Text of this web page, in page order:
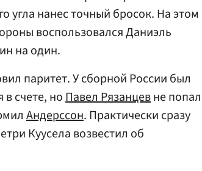
угла нанес точный бросок. На этом
воспользовался Даниэль
на один.
паритет. У сборной России был
счете, ноПавел Рязанцевне попал
Андерcсон. Практически сразу
Куусела возвестил об